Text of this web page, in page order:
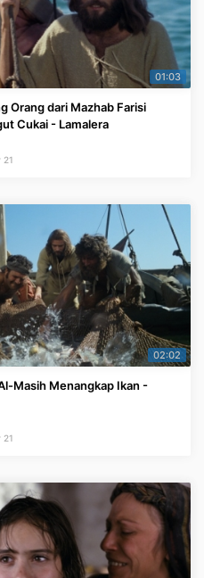
01:03
Orang dari Mazhab Farisi
Cukai - Lamalera
21
02:02
Masih Menangkap Ikan -
21